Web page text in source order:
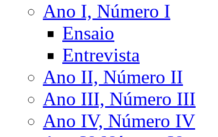
Ano I, Número I
Ensaio
Entrevista
Ano II, Número II
Ano III, Número III
Ano IV, Número IV